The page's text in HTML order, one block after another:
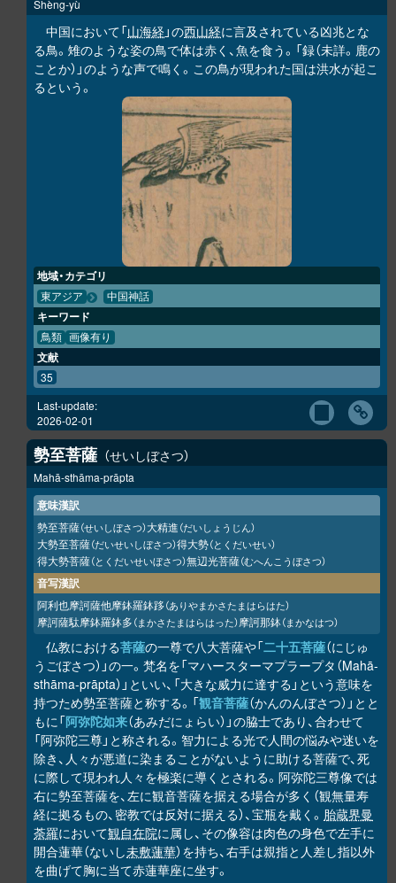
Shèng-yù
中国において「山海経 」の西山経に言及されている凶兆とな
る鳥。雉のような姿の鳥で体は赤く、魚を食う。「録（未詳。鹿の
ことか）」のような声で鳴く。この鳥が現われた国は洪水が起こ
るという。
地域・カテゴリ
東アジア 中国神話
キーワード
鳥類 画像有り
文献
35
Last-update:
2026-02-01
勢至菩薩 せいしぼさつ
Mahā-sthāma-prāpta
意味漢訳
勢至菩薩（せいしぼさつ）大精進（だいしょうじん）
大勢至菩薩（だいせいしぼさつ）得大勢（とくだいせい）
得大勢菩薩（とくだいせいぼさつ）無辺光菩薩（むへんこうぼさつ）
音写漢訳
阿利也摩訶薩他摩鉢羅鉢跢（ありやまかさたまはらはた）
摩訶薩駄摩鉢羅鉢多（まかさたまはらはった）摩訶那鉢（まかなはつ）
仏教における菩薩の一尊で八大菩薩や「二十五菩薩（にじゅ
うごぼさつ）」の一。梵名を「マハースターマプラープタ（Mahā-
sthāma-prāpta）」といい、「大きな威力に達する」という意味を
持つため勢至菩薩と称する。「観音菩薩（かんのんぼさつ）」とと
もに「阿弥陀如来（あみだにょらい）」の脇士であり、合わせて
「阿弥陀三尊」と称される。智力による光で人間の悩みや迷いを
除き、人々が悪道に染まることがないように助ける菩薩で、死
に際して現われ人々を極楽に導くとされる。阿弥陀三尊像では
右に勢至菩薩を、左に観音菩薩を据える場合が多く（観無量寿
経に拠るもの、密教では反対に据える）、宝瓶を戴く。 胎蔵界曼
荼羅において観自在院に属し、その像容は肉色の身色で左手に
開合蓮華（ないし未敷蓮華）を持ち、右手は親指と人差し指以外
を曲げて胸に当て赤蓮華座に坐す。